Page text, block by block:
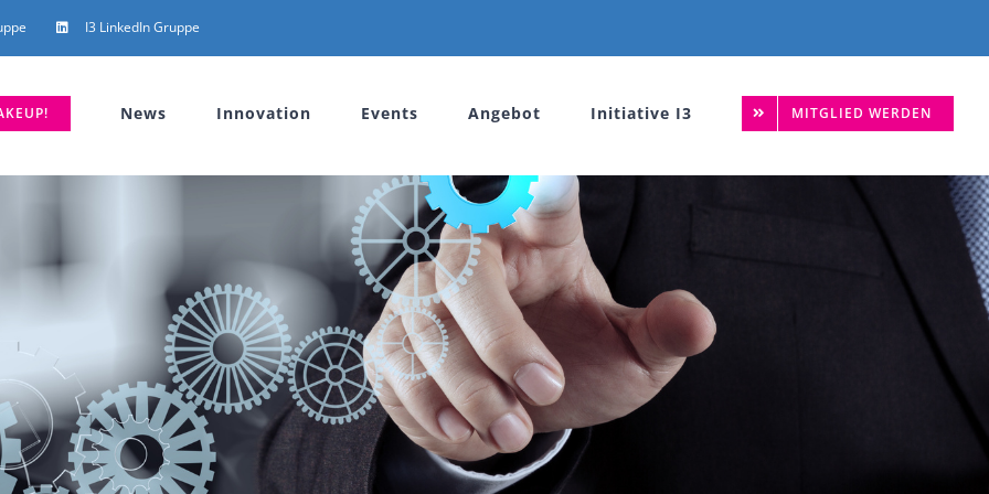
I3 LinkedIn Gruppe
News Innovation Events Angebot Initiative I3 MITGLIED WERDEN